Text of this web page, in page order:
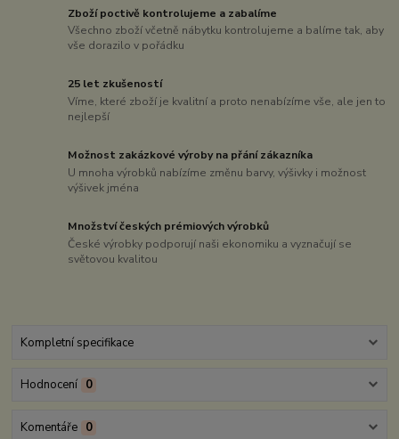
Zboží poctivě kontrolujeme a zabalíme
Všechno zboží včetně nábytku kontrolujeme a balíme tak, aby
vše dorazilo v pořádku
25 let zkušeností
Víme, které zboží je kvalitní a proto nenabízíme vše, ale jen to
nejlepší
Možnost zakázkové výroby na přání zákazníka
U mnoha výrobků nabízíme změnu barvy, výšivky i možnost
výšivek jména
Množství českých prémiových výrobků
České výrobky podporují naši ekonomiku a vyznačují se
světovou kvalitou
Kompletní specifikace
Hodnocení 0
Komentáře 0